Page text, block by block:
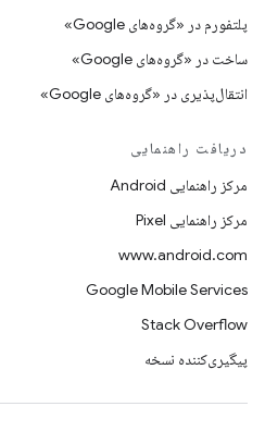
پلتفورم در «گروه‌های Google»
ساخت در «گروه‌های Google»
انتقال‌پذیری در «گروه‌های Google»
دریافت راهنمایی
مرکز راهنمایی Android
مرکز راهنمایی Pixel
www.android.com
Google Mobile Services
Stack Overflow
پیگیری‌کننده نسخه